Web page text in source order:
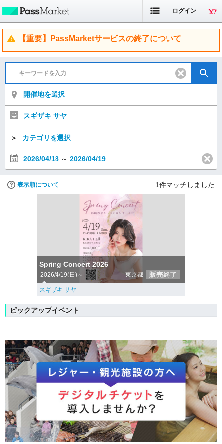
ログイン
【重要】PassMarketサービスの終了について
開催地を選択
スギザキ サヤ
＞ カテゴリを選択
2026/04/18 ～ 2026/04/19
表示順について 1件マッチしました
Spring Concert 2026
2026/4/19(日)～ 東京都 販売終了
スギザキ サヤ
ピックアップイベント